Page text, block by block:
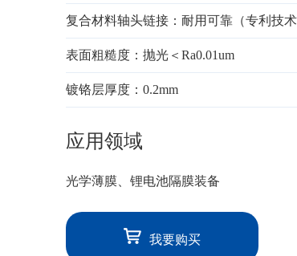
复合材料轴头链接：耐用可靠（专利技术
表面粗糙度：抛光＜Ra0.01um
镀铬层厚度：0.2mm
应用领域
光学薄膜、锂电池隔膜装备
我要购买